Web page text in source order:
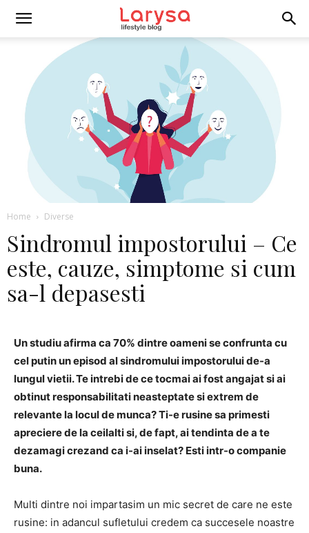
Home Diverse
Sindromul impostorului – Ce
este, cauze, simptome si cum
sa-l depasesti
Un studiu afirma ca 70% dintre oameni se confrunta cu
cel putin un episod al sindromului impostorului de-a
lungul vietii. Te intrebi de ce tocmai ai fost angajat si ai
obtinut responsabilitati neasteptate si extrem de
relevante la locul de munca? Ti-e rusine sa primesti
apreciere de la ceilalti si, de fapt, ai tendinta de a te
dezamagi crezand ca i-ai inselat? Esti intr-o companie
buna.
Multi dintre noi impartasim un mic secret de care ne este
rusine: in adancul sufletului credem ca succesele noastre